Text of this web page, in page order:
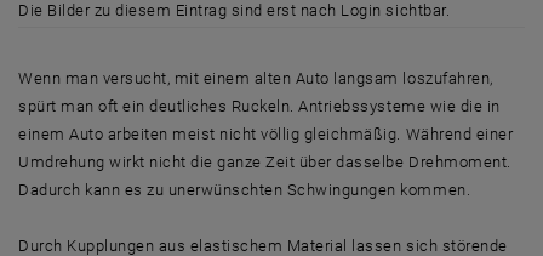
Die Bilder zu diesem Eintrag sind erst nach Login sichtbar.
Wenn man versucht, mit einem alten Auto langsam loszufahren,
spürt man oft ein deutliches Ruckeln. Antriebssysteme wie die in
einem Auto arbeiten meist nicht völlig gleichmäßig. Während einer
Umdrehung wirkt nicht die ganze Zeit über dasselbe Drehmoment.
Dadurch kann es zu unerwünschten Schwingungen kommen.
Durch Kupplungen aus elastischem Material lassen sich störende